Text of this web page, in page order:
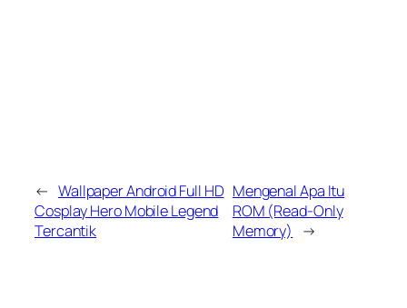
← Wallpaper Android Full HD
Cosplay Hero Mobile Legend
Tercantik
Mengenal Apa Itu
ROM (Read-Only
Memory)
→